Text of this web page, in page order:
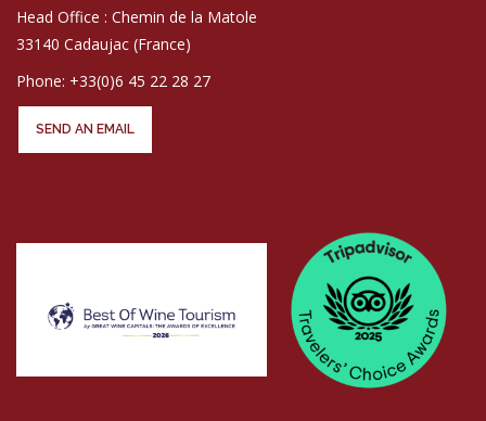
Head Office : Chemin de la Matole
33140 Cadaujac (France)
Phone: +33(0)6 45 22 28 27
SEND AN EMAIL